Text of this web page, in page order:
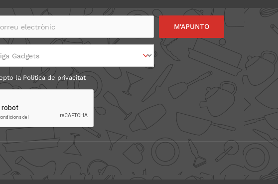
electrònic
la Política de privacitat